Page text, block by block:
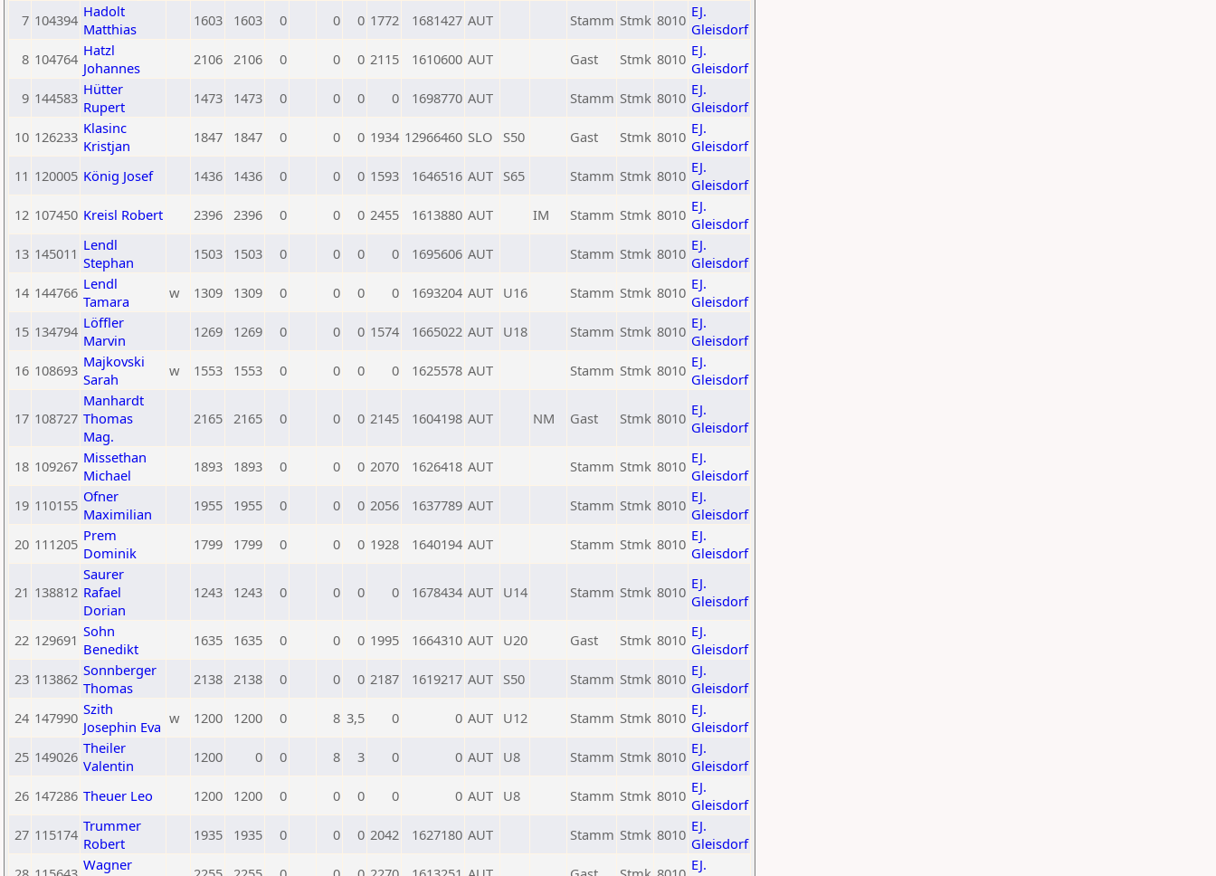
7 104394 Hadolt
Matthias
1603 1603 0 0 0 1772 1681427 AUT Stamm Stmk 8010 EJ.
Gleisdorf
8 104764 Hatzl
Johannes
2106 2106 0 0 0 2115 1610600 AUT Gast Stmk 8010 EJ.
Gleisdorf
9 144583 Hütter
Rupert
1473 1473 0 0 0 0 1698770 AUT Stamm Stmk 8010 EJ.
Gleisdorf
10 126233 Klasinc
Kristjan
1847 1847 0 0 0 1934 12966460 SLO S50 Gast Stmk 8010 EJ.
Gleisdorf
11 120005 König Josef 1436 1436 0 0 0 1593 1646516 AUT S65 Stamm Stmk 8010 EJ.
Gleisdorf
12 107450 Kreisl Robert 2396 2396 0 0 0 2455 1613880 AUT IM Stamm Stmk 8010 EJ.
Gleisdorf
13 145011 Lendl
Stephan
1503 1503 0 0 0 0 1695606 AUT Stamm Stmk 8010 EJ.
Gleisdorf
14 144766 Lendl
Tamara
w 1309 1309 0 0 0 0 1693204 AUT U16 Stamm Stmk 8010 EJ.
Gleisdorf
15 134794 Löffler
Marvin
1269 1269 0 0 0 1574 1665022 AUT U18 Stamm Stmk 8010 EJ.
Gleisdorf
16 108693 Majkovski
Sarah
w 1553 1553 0 0 0 0 1625578 AUT Stamm Stmk 8010 EJ.
Gleisdorf
17 108727
Manhardt
Thomas
Mag.
2165 2165 0 0 0 2145 1604198 AUT NM Gast Stmk 8010 EJ.
Gleisdorf
18 109267 Missethan
Michael
1893 1893 0 0 0 2070 1626418 AUT Stamm Stmk 8010 EJ.
Gleisdorf
19 110155 Ofner
Maximilian
1955 1955 0 0 0 2056 1637789 AUT Stamm Stmk 8010 EJ.
Gleisdorf
20 111205 Prem
Dominik
1799 1799 0 0 0 1928 1640194 AUT Stamm Stmk 8010 EJ.
Gleisdorf
21 138812
Saurer
Rafael
Dorian
1243 1243 0 0 0 0 1678434 AUT U14 Stamm Stmk 8010 EJ.
Gleisdorf
22 129691 Sohn
Benedikt
1635 1635 0 0 0 1995 1664310 AUT U20 Gast Stmk 8010 EJ.
Gleisdorf
23 113862 Sonnberger
Thomas
2138 2138 0 0 0 2187 1619217 AUT S50 Stamm Stmk 8010 EJ.
Gleisdorf
24 147990 Szith
Josephin Eva w 1200 1200 0 8 3,5 0 0 AUT U12 Stamm Stmk 8010 EJ.
Gleisdorf
25 149026 Theiler
Valentin
1200 0 0 8 3 0 0 AUT U8 Stamm Stmk 8010 EJ.
Gleisdorf
26 147286 Theuer Leo 1200 1200 0 0 0 0 0 AUT U8 Stamm Stmk 8010 EJ.
Gleisdorf
27 115174 Trummer
Robert
1935 1935 0 0 0 2042 1627180 AUT Stamm Stmk 8010 EJ.
Gleisdorf
Wagner
EJ.